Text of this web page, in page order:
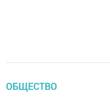
ОБЩЕСТВО